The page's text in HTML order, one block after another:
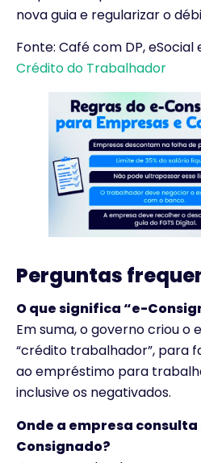
nova guia e regularizar o
Fonte: Café com DP, eSocial
Crédito do Trabalhador
Perguntas
O que significa “e-
Em suma, o governo criou o
“crédito trabalhador”, para
ao empréstimo para
inclusive os negativados.
Onde a empresa consulta
Consignado?